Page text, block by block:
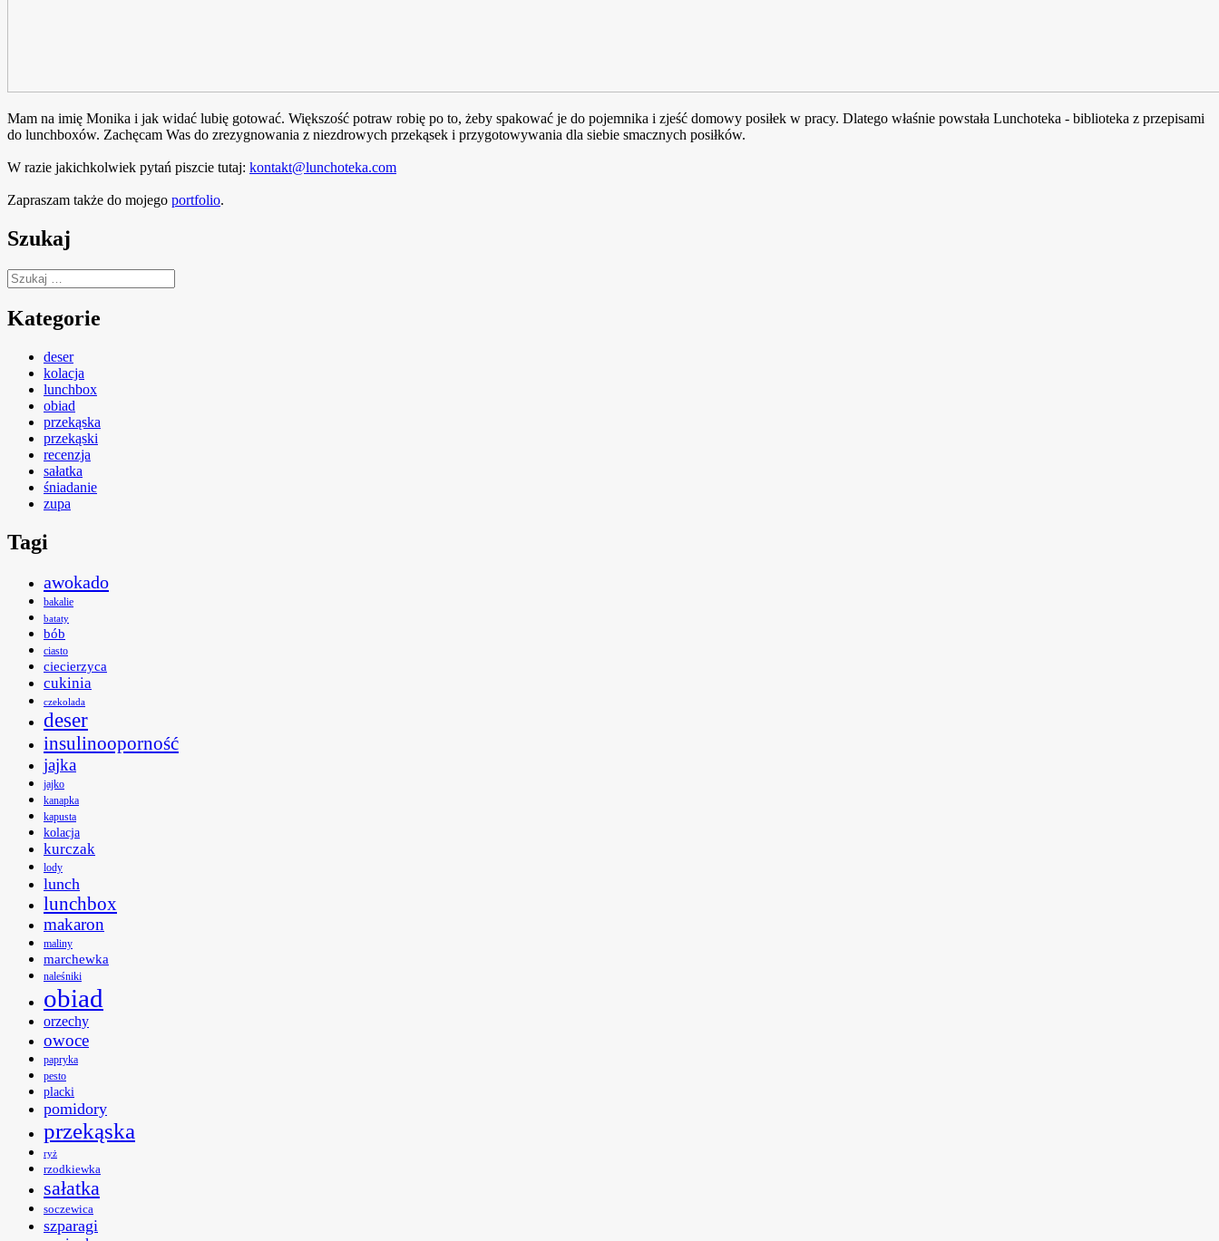
Mam na imię Monika i jak widać lubię gotować. Większość potraw robię po to, żeby spakować je do pojemnika i zjeść domowy posiłek w pracy. Dlatego właśnie powstała Lunchoteka - biblioteka z przepisami
do lunchboxów. Zachęcam Was do zrezygnowania z niezdrowych przekąsek i przygotowywania dla siebie smacznych posiłków.
W razie jakichkolwiek pytań piszcie tutaj: kontakt@lunchoteka.com
Zapraszam także do mojego portfolio.
Szukaj
Szukaj:
Kategorie
deser
kolacja
lunchbox
obiad
przekąska
przekąski
recenzja
sałatka
śniadanie
zupa
Tagi
awokado
bakalie
bataty
bób
ciasto
ciecierzyca
cukinia
czekolada
deser
insulinooporność
jajka
jajko
kanapka
kapusta
kolacja
kurczak
lody
lunch
lunchbox
makaron
maliny
marchewka
naleśniki
obiad
orzechy
owoce
papryka
pesto
placki
pomidory
przekąska
ryż
rzodkiewka
sałatka
soczewica
szparagi